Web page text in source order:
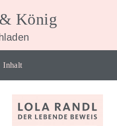
König
Inhalt
Lola Randl: Der